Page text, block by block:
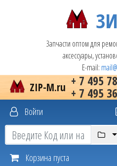
Запчасти оптом для
аксессуары,
E-mail:
+ 7 495
+ 7 495
ZIP-M.ru
Войти
Корзина пуста